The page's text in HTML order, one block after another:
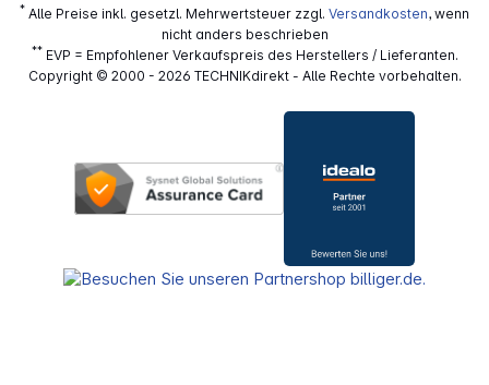
* Alle Preise inkl. gesetzl. Mehrwertsteuer zzgl. Versandkosten, wenn
nicht anders beschrieben
**EVP = Empfohlener Verkaufspreis des Herstellers / Lieferanten.
Copyright © 2000 - 2026 TECHNIKdirekt - Alle Rechte vorbehalten.